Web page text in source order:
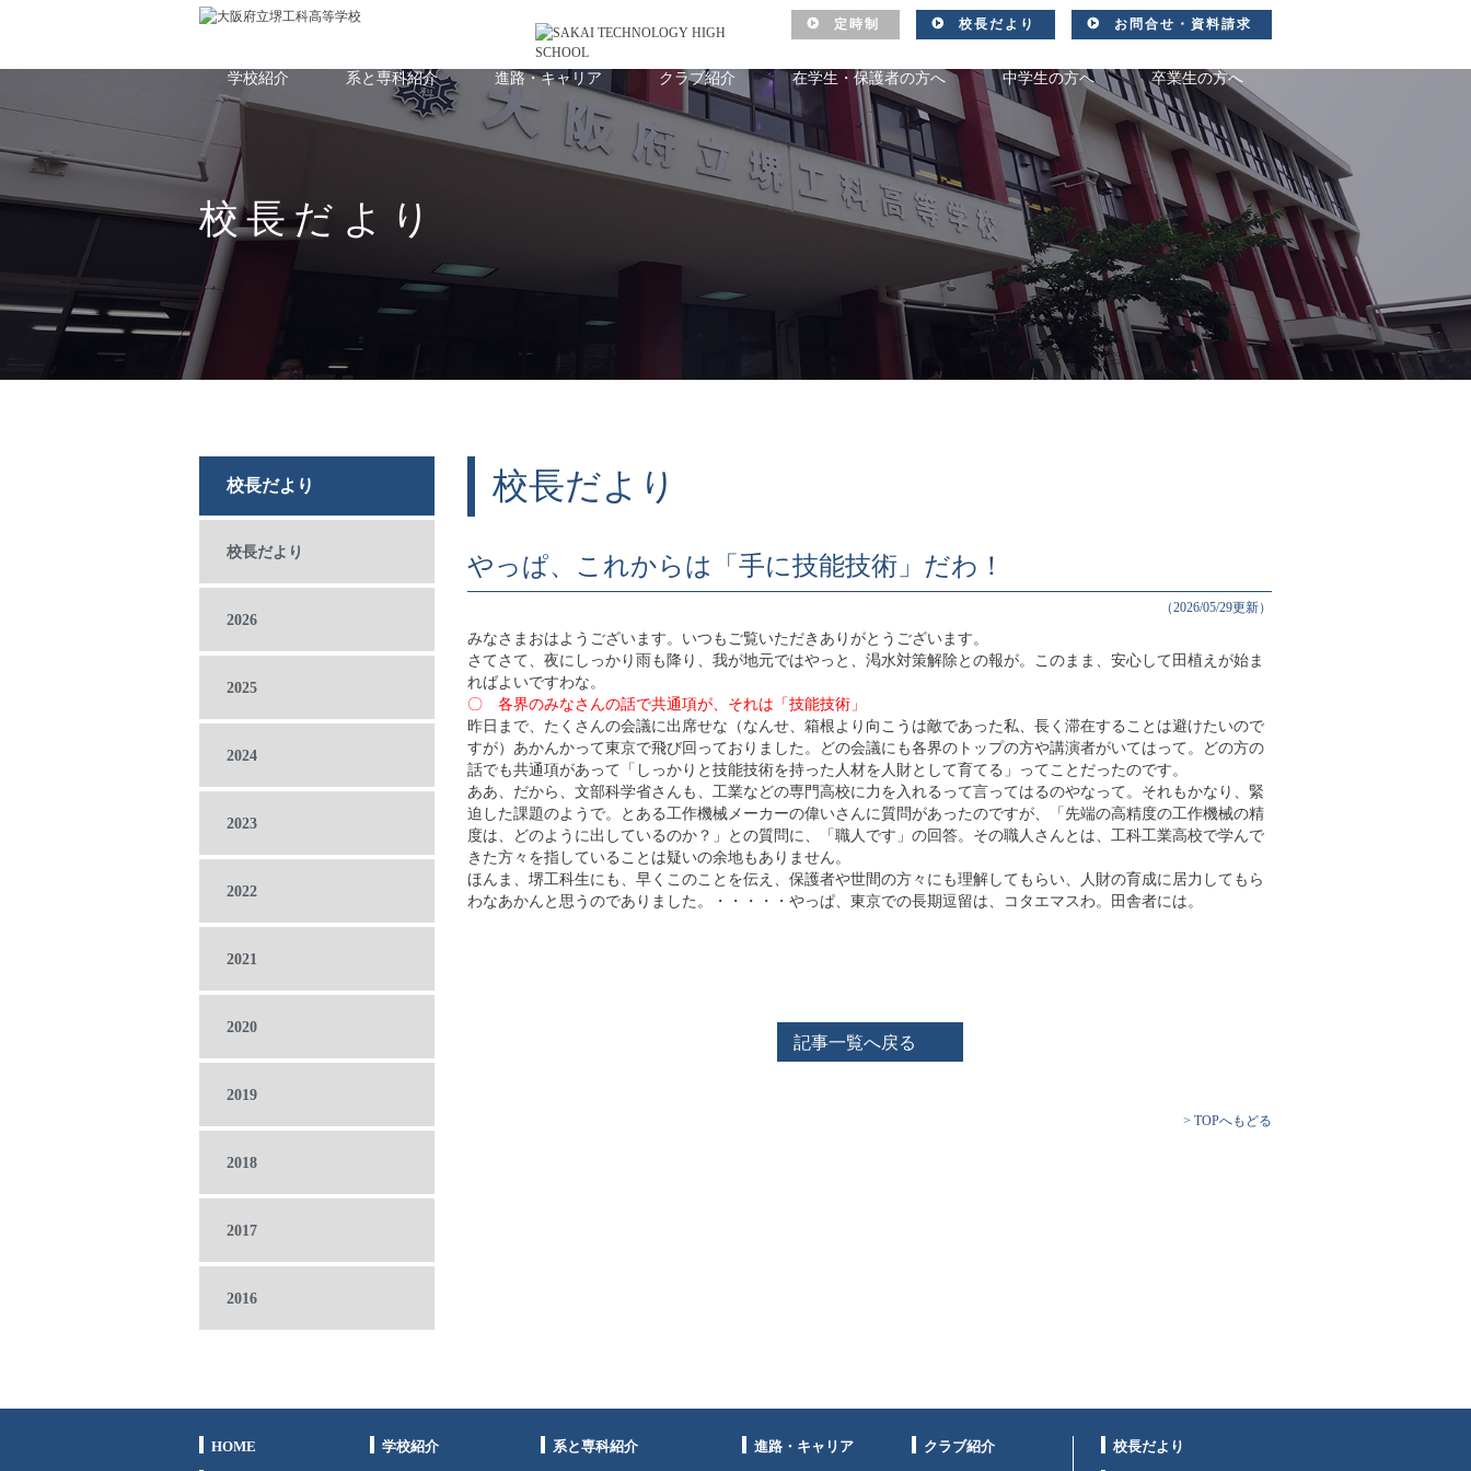
定時制 校長だより お問合せ・資料請求
校長だより
学校紹介 系と専科紹介 進路・キャリア クラブ紹介 在学生・保護者の方へ 中学生の方へ 卒業生の方へ
校長だより
校長だより
2026
2025
2024
2023
2022
2021
2020
2019
2018
2017
2016
校長だより
やっぱ、これからは「手に技能技術」だわ！
（2026/05/29更新）
みなさまおはようございます。いつもご覧いただきありがとうございます。
さてさて、夜にしっかり雨も降り、我が地元ではやっと、渇水対策解除との報が。このまま、安心して田植えが始ま
ればよいですわな。
〇 各界のみなさんの話で共通項が、それは「技能技術」
昨日まで、たくさんの会議に出席せな（なんせ、箱根より向こうは敵であった私、長く滞在することは避けたいので
すが）あかんかって東京で飛び回っておりました。どの会議にも各界のトップの方や講演者がいてはって。どの方の
話でも共通項があって「しっかりと技能技術を持った人材を人財として育てる」ってことだったのです。
ああ、だから、文部科学省さんも、工業などの専門高校に力を入れるって言ってはるのやなって。それもかなり、緊
迫した課題のようで。とある工作機械メーカーの偉いさんに質問があったのですが、「先端の高精度の工作機械の精
度は、どのように出しているのか？」との質問に、「職人です」の回答。その職人さんとは、工科工業高校で学んで
きた方々を指していることは疑いの余地もありません。
ほんま、堺工科生にも、早くこのことを伝え、保護者や世間の方々にも理解してもらい、人財の育成に居力してもら
わなあかんと思うのでありました。・・・・・やっぱ、東京での長期逗留は、コタエマスわ。田舎者には。
記事一覧へ戻る
> TOPへもどる
HOME 学校紹介 系と専科紹介 進路・キャリア クラブ紹介 校長だより